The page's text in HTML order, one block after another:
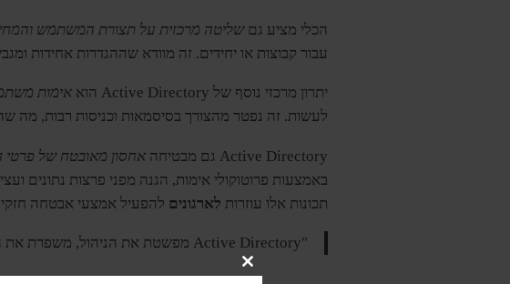
הכלי מציע גםשליטה מרכזית על תצורת המשתמש
עבור קבוצות או יחידים. זה מוודא שההגדרות אחידות
יתרון מרכזי נוסף של Active Directory הוא אימות
לעשות. זה נפטר מהצורך בסיסמאות וכניסות רבות, מה
Active Directory גם מבטיחה אחסון מאובטח של
באמצעות פרוטוקולי אימות, הגנה מפני פרצות נתונים
תכונות אלו עוזרות לארגונים להפעיל אמצעי אבטחה
"Active Directory מפשטת את הניהול, משפרת את האבטחה ומאפשרת שליטה